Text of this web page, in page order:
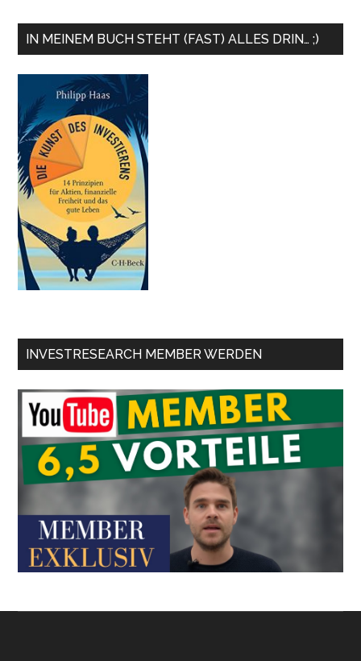
IN MEINEM BUCH STEHT (FAST) ALLES DRIN… ;)
INVESTRESEARCH MEMBER WERDEN